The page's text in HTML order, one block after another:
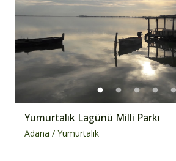
Yumurtalık Lagünü Milli Parkı
Adana / Yumurtalık